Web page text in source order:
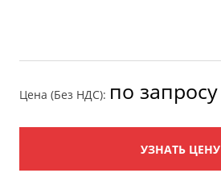
Цена (Без НДС): по запросу
УЗНАТЬ ЦЕНУ